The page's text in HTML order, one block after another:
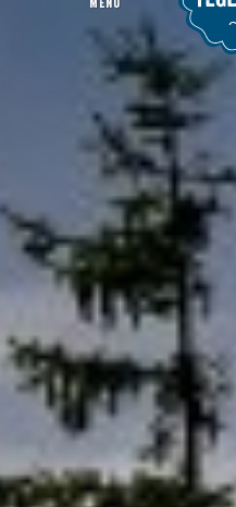
Experience
MENU